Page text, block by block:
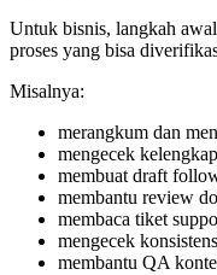
Untuk bisnis, langkah
proses yang bisa
Misalnya:
merangkum dan
mengecek
membuat draft
membantu review
membaca tiket
mengecek
membantu QA